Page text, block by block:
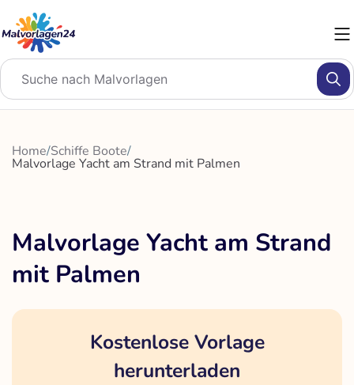
Inhalt
springen
Home/Schiffe Boote/
Malvorlage Yacht am Strand mit Palmen
Malvorlage Yacht am Strand
mit Palmen
Kostenlose Vorlage
herunterladen